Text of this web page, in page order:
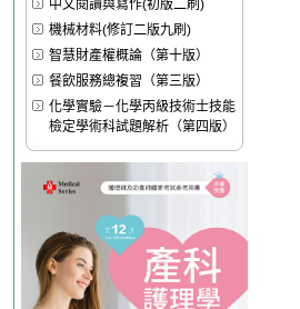
中文閱讀與寫作(初版二刷)
機械材料(修訂二版九刷)
智慧財產權概論（第十版）
餐飲服務總複習（第三版）
化學實驗－化學丙級技術士技能
檢定學術科試題解析（第四版）